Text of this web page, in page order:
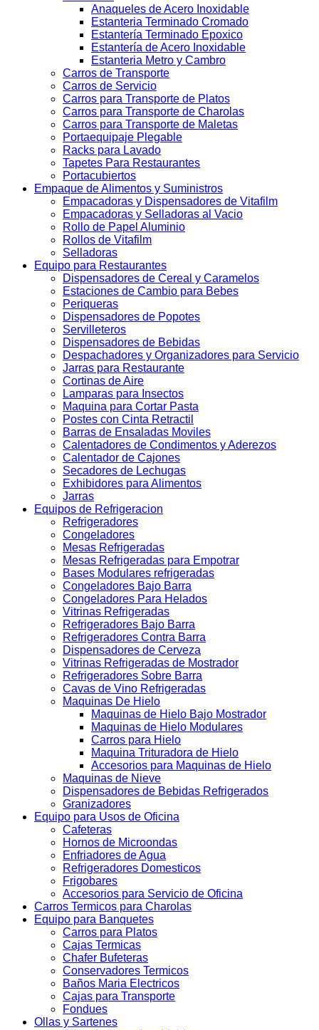
Anaqueles de Acero Inoxidable
Estanteria Terminado Cromado
Estantería Terminado Epoxico
Estantería de Acero Inoxidable
Estanteria Metro y Cambro
Carros de Transporte
Carros de Servicio
Carros para Transporte de Platos
Carros para Transporte de Charolas
Carros para Transporte de Maletas
Portaequipaje Plegable
Racks para Lavado
Tapetes Para Restaurantes
Portacubiertos
Empaque de Alimentos y Suministros
Empacadoras y Dispensadores de Vitafilm
Empacadoras y Selladoras al Vacio
Rollo de Papel Aluminio
Rollos de Vitafilm
Selladoras
Equipo para Restaurantes
Dispensadores de Cereal y Caramelos
Estaciones de Cambio para Bebes
Periqueras
Dispensadores de Popotes
Servilleteros
Dispensadores de Bebidas
Despachadores y Organizadores para Servicio
Jarras para Restaurante
Cortinas de Aire
Lamparas para Insectos
Maquina para Cortar Pasta
Postes con Cinta Retractil
Barras de Ensaladas Moviles
Calentadores de Condimentos y Aderezos
Calentador de Cajones
Secadores de Lechugas
Exhibidores para Alimentos
Jarras
Equipos de Refrigeracion
Refrigeradores
Congeladores
Mesas Refrigeradas
Mesas Refrigeradas para Empotrar
Bases Modulares refrigeradas
Congeladores Bajo Barra
Congeladores Para Helados
Vitrinas Refrigeradas
Refrigeradores Bajo Barra
Refrigeradores Contra Barra
Dispensadores de Cerveza
Vitrinas Refrigeradas de Mostrador
Refrigeradores Sobre Barra
Cavas de Vino Refrigeradas
Maquinas De Hielo
Maquinas de Hielo Bajo Mostrador
Maquinas de Hielo Modulares
Carros para Hielo
Maquina Trituradora de Hielo
Accesorios para Maquinas de Hielo
Maquinas de Nieve
Dispensadores de Bebidas Refrigerados
Granizadores
Equipo para Usos de Oficina
Cafeteras
Hornos de Microondas
Enfriadores de Agua
Refrigeradores Domesticos
Frigobares
Accesorios para Servicio de Oficina
Carros Termicos para Charolas
Equipo para Banquetes
Carros para Platos
Cajas Termicas
Chafer Bufeteras
Conservadores Termicos
Baños Maria Electricos
Cajas para Transporte
Fondues
Ollas y Sartenes